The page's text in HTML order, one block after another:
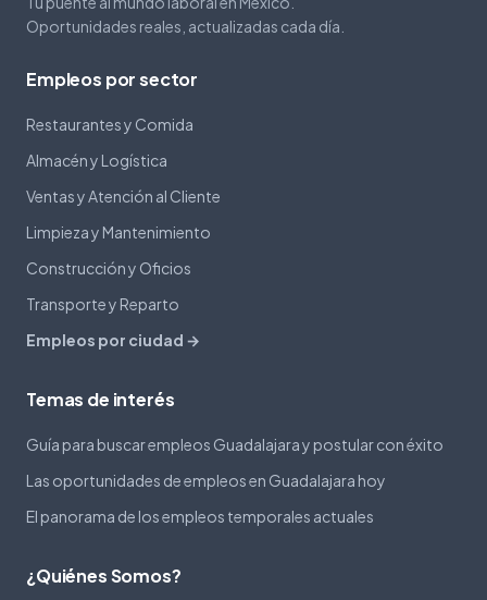
Oportunidades reales, actualizadas cada día.
Empleos por sector
Restaurantes y Comida
Almacén y Logística
Ventas y Atención al Cliente
Limpieza y Mantenimiento
Construcción y Oficios
Transporte y Reparto
Empleos por ciudad →
Temas de interés
Guía para buscar empleos Guadalajara y postular con éxito
Las oportunidades de empleos en Guadalajara hoy
El panorama de los empleos temporales actuales
¿Quiénes Somos?